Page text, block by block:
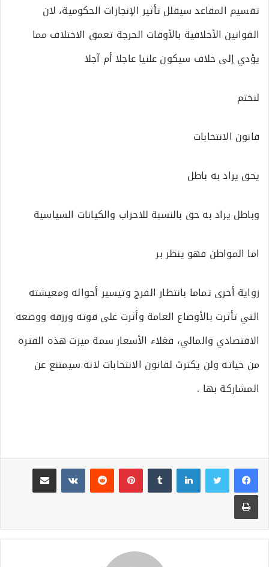
تقسيم المقاعد سيقلل تأثير الإنجازات الحكومية، لان
القوانين الأخلافية بالأوقات الحرجة تعمق الاختلاف مما
يؤدي إلى خلاف سيكون علنيا عاجلا أم آجلا
لنختم
قانون الانتخابات
يحق يراد به باطل
وباطل يراد به حق بالنسبة للاحزاب والكيانات السياسية
اما المواطن فهو ينظر بر
زواية أخرى تماما بانتظار الفرج وتيسير أحواله ومعيشته
التي تأثرت بالأوضاع العامة وأثرت على قوته ورزقه ووضعه
الاقتصادي والمالي، فغلاء الأسعار سمة ميزت هذه الفترة
من حياته ولن يكترث لقانون الانتخابات لانه سيمتنع عن
المشاركة بها .
لينكدإن بينتيريست
مشاركة عبر البريد
طباعة